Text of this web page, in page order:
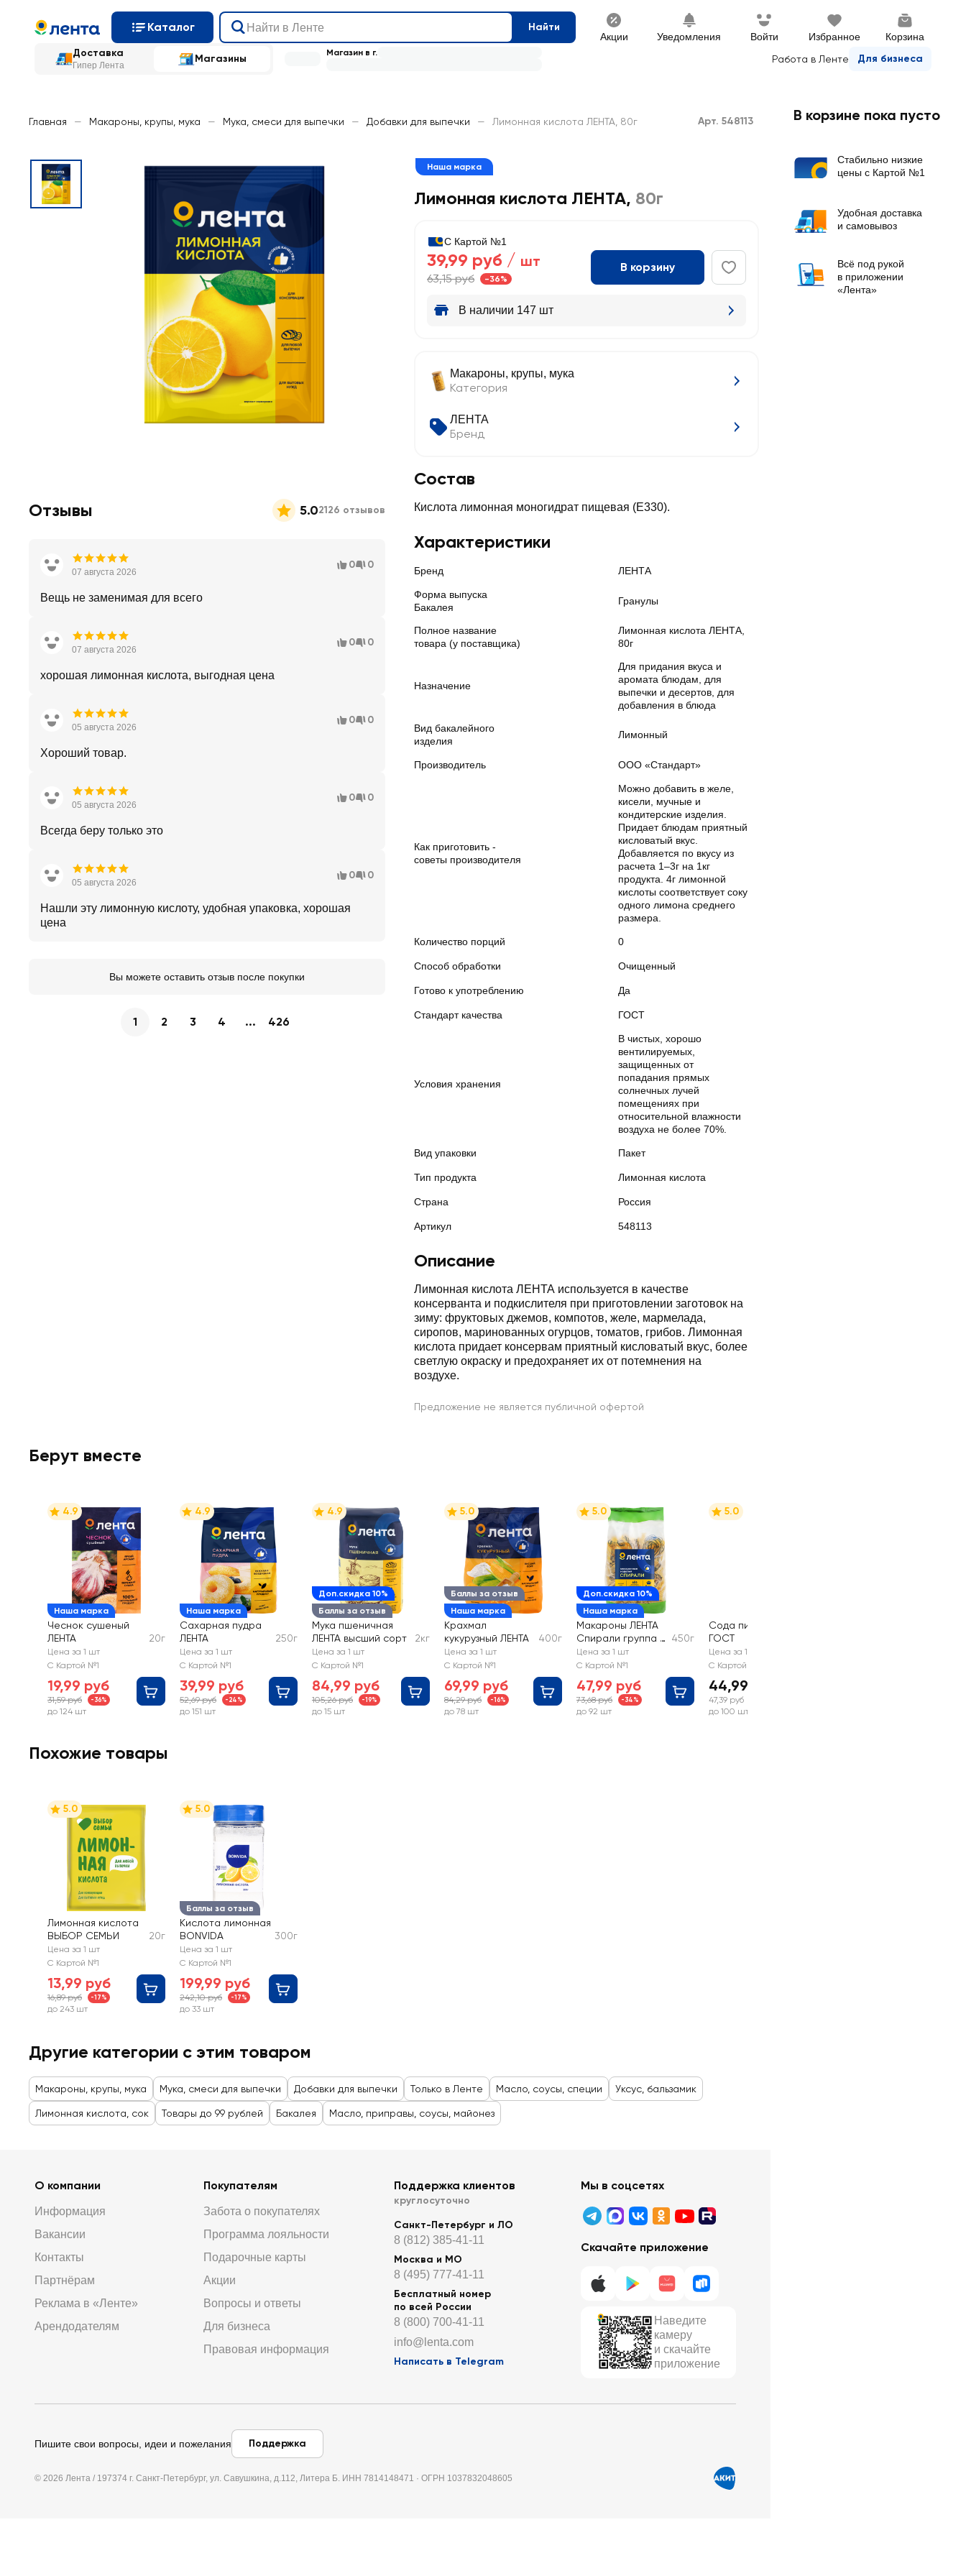
Каталог Найти
Акции Уведомления Войти Избранное Корзина
Доставка
Гипер Лента
Магазины Работа в Ленте Для бизнеса
Магазин в г.
Главная — Макароны, крупы, мука — Мука, смеси для выпечки — Добавки для выпечки — Лимонная кислота ЛЕНТА, 80г Арт. 548113
Наша марка
Лимонная кислота ЛЕНТА, 80г
С Картой №1
39,99 руб / шт
63,15 руб -36%
В корзину
В наличии 147 шт
Макароны, крупы, мука
Категория
ЛЕНТА
Бренд
Состав
Кислота лимонная моногидрат пищевая (Е330).
Характеристики
Бренд ЛЕНТА
Форма выпуска
Бакалея
Гранулы
Полное название
товара (у поставщика)
Лимонная кислота ЛЕНТА,
80г
Назначение
Для придания вкуса и
аромата блюдам, для
выпечки и десертов, для
добавления в блюда
Вид бакалейного
изделия
Лимонный
Производитель ООО «Стандарт»
Как приготовить -
советы производителя
Можно добавить в желе,
кисели, мучные и
кондитерские изделия.
Придает блюдам приятный
кисловатый вкус.
Добавляется по вкусу из
расчета 1–3г на 1кг
продукта. 4г лимонной
кислоты соответствует соку
одного лимона среднего
размера.
Количество порций 0
Способ обработки Очищенный
Готово к употреблению Да
Стандарт качества ГОСТ
Условия хранения
В чистых, хорошо
вентилируемых,
защищенных от
попадания прямых
солнечных лучей
помещениях при
относительной влажности
воздуха не более 70%.
Вид упаковки Пакет
Тип продукта Лимонная кислота
Страна Россия
Артикул 548113
Описание
Лимонная кислота ЛЕНТА используется в качестве
консерванта и подкислителя при приготовлении заготовок на
зиму: фруктовых джемов, компотов, желе, мармелада,
сиропов, маринованных огурцов, томатов, грибов. Лимонная
кислота придает консервам приятный кисловатый вкус, более
светлую окраску и предохраняет их от потемнения на
воздухе.
Предложение не является публичной офертой
Отзывы 5.02126 отзывов
07 августа 2026
0 0
Вещь не заменимая для всего
07 августа 2026
0 0
хорошая лимонная кислота, выгодная цена
05 августа 2026
0 0
Хороший товар.
05 августа 2026
0 0
Всегда беру только это
05 августа 2026
0 0
Нашли эту лимонную кислоту, удобная упаковка, хорошая
цена
Вы можете оставить отзыв после покупки
1 2 3 4 ... 426
Берут вместе
Наша марка
4.9
Чеснок сушеный
ЛЕНТА
20г
Цена за 1 шт
С Картой №1
19,99 руб
31,59 руб -36%
до 124 шт
Наша марка
4.9
Сахарная пудра
ЛЕНТА
250г
Цена за 1 шт
С Картой №1
39,99 руб
52,69 руб -24%
до 151 шт
Доп.скидка 10%
Баллы за отзыв
4.9
Мука пшеничная
ЛЕНТА высший сорт
2кг
Цена за 1 шт
С Картой №1
84,99 руб
105,26 руб -19%
до 15 шт
Баллы за отзыв
Наша марка
5.0
Крахмал
кукурузный ЛЕНТА
400г
Цена за 1 шт
С Картой №1
69,99 руб
84,29 руб -16%
до 78 шт
Доп.скидка 10%
Наша марка
5.0
Макароны ЛЕНТА
Спирали группа А,
высший сорт
450г
Цена за 1 шт
С Картой №1
47,99 руб
73,68 руб -34%
до 92 шт
5.0
Сода пищевая
ГОСТ
Цена за 1 шт
С Картой №1
44,99 руб
47,39 руб
до 100 шт
Похожие товары
5.0
Лимонная кислота
ВЫБОР СЕМЬИ
20г
Цена за 1 шт
С Картой №1
13,99 руб
16,89 руб -17%
до 243 шт
Баллы за отзыв
5.0
Кислота лимонная
BONVIDA
300г
Цена за 1 шт
С Картой №1
199,99 руб
242,10 руб -17%
до 33 шт
Другие категории с этим товаром
Макароны, крупы, мука Мука, смеси для выпечки Добавки для выпечки Только в Ленте Масло, соусы, специи Уксус, бальзамик
Лимонная кислота, сок Товары до 99 рублей Бакалея Масло, приправы, соусы, майонез
О компании
Информация
Вакансии
Контакты
Партнёрам
Реклама в «Ленте»
Арендодателям
Покупателям
Забота о покупателях
Программа лояльности
Подарочные карты
Акции
Вопросы и ответы
Для бизнеса
Правовая информация
Поддержка клиентов
круглосуточно
Санкт-Петербург и ЛО
8 (812) 385-41-11
Москва и МО
8 (495) 777-41-11
Бесплатный номер
по всей России
8 (800) 700-41-11
info@lenta.com
Написать в Telegram
Мы в соцсетях
Скачайте приложение
Наведите
камеру
и скачайте
приложение
Пишите свои вопросы, идеи и пожелания Поддержка
© 2026 Лента / 197374 г. Санкт-Петербург, ул. Савушкина, д.112, Литера Б. ИНН 7814148471 · ОГРН 1037832048605
В корзине пока пусто
Стабильно низкие
цены с Картой №1
Удобная доставка
и самовывоз
Всё под рукой
в приложении
«Лента»